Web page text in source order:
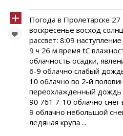
Погода в Пролетарске 27
воскресенье восход
рассвет: 8:09
9 ч 26 м время tC
облачность осадки,
6-9 облачно слабый
10 облачно во 2-й
переохлажденный дождь
90 761 7-10 облачно
9 облачно небольшой
ледяная крупа ...